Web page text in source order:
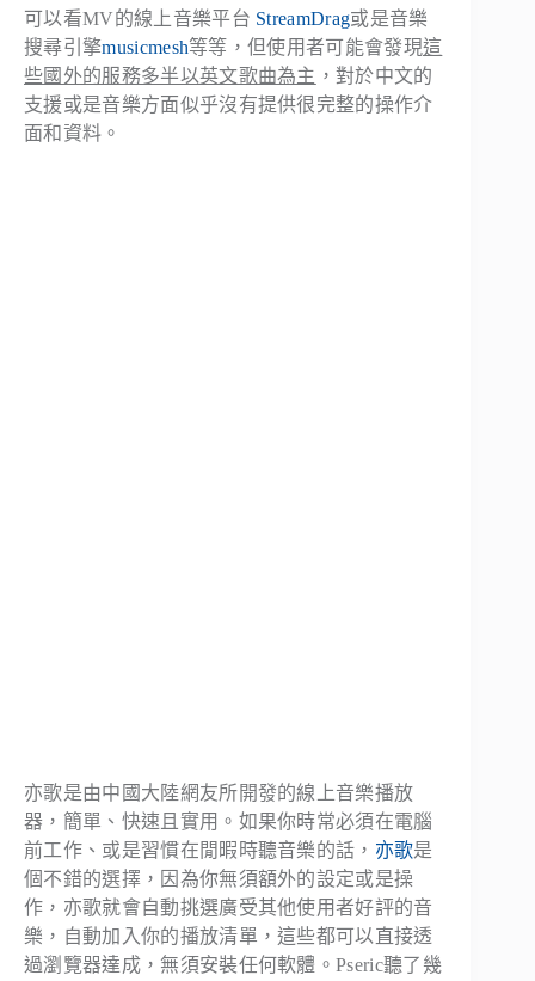
可以看MV的線上音樂平台 StreamDrag或是音樂
搜尋引擎musicmesh等等，但使用者可能會發現這
些國外的服務多半以英文歌曲為主 ，對於中文的
支援或是音樂方面似乎沒有提供很完整的操作介
面和資料。
亦歌是由中國大陸網友所開發的線上音樂播放
器，簡單、快速且實用。如果你時常必須在電腦
前工作、或是習慣在閒暇時聽音樂的話， 亦歌是
個不錯的選擇，因為你無須額外的設定或是操
作，亦歌就會自動挑選廣受其他使用者好評的音
樂，自動加入你的播放清單，這些都可以直接透
過瀏覽器達成，無須安裝任何軟體。Pseric聽了幾